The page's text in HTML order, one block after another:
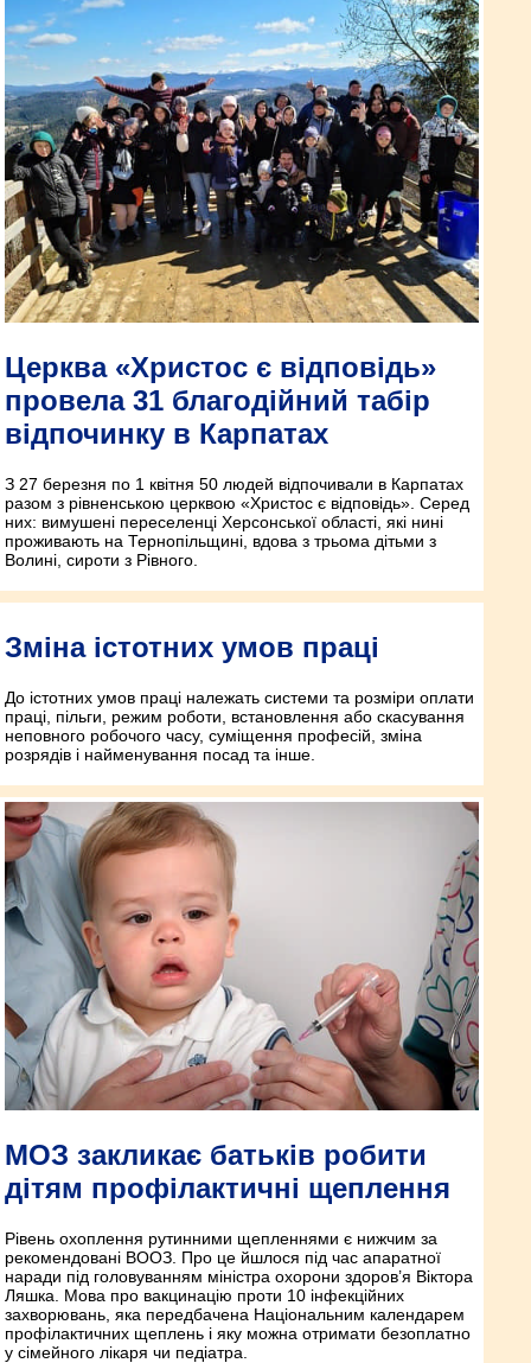
Церква «Христос є відповідь»
провела 31 благодійний табір
відпочинку в Карпатах
З 27 березня по 1 квітня 50 людей відпочивали в Карпатах
разом з рівненською церквою «Христос є відповідь». Серед
них: вимушені переселенці Херсонської області, які нині
проживають на Тернопільщині, вдова з трьома дітьми з
Волині, сироти з Рівного.
Зміна істотних умов праці
До істотних умов праці належать системи та розміри оплати
праці, пільги, режим роботи, встановлення або скасування
неповного робочого часу, суміщення професій, зміна
розрядів і найменування посад та інше.
МОЗ закликає батьків робити
дітям профілактичні щеплення
Рівень охоплення рутинними щепленнями є нижчим за
рекомендовані ВООЗ. Про це йшлося під час апаратної
наради під головуванням міністра охорони здоров’я Віктора
Ляшка. Мова про вакцинацію проти 10 інфекційних
захворювань, яка передбачена Національним календарем
профілактичних щеплень і яку можна отримати безоплатно
у сімейного лікаря чи педіатра.